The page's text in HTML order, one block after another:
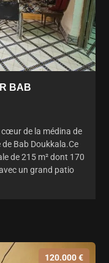
BAB
cœur de la médina de
Bab Doukkala.Ce
de 215 m² dont 170
un grand patio
120.000 €